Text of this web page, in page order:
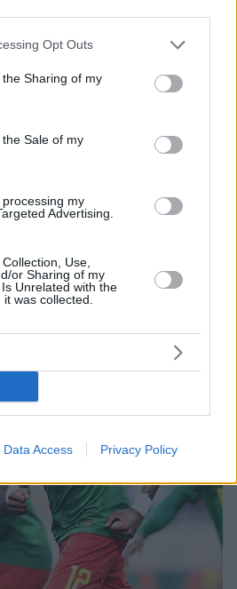
app uses one or more Google
usage behaviour. You may click to
Google and its third-party tags to
purposes in below Google
Opt Outs
Sharing of my
Sale of my
my
Advertising.
Use,
or Sharing of my
Unrelated with the
was collected.
Data Access Privacy Policy
σιροπιού που ίσως
δεκάδων παιδιών στην
«απαράδεκτα»
να αποδειχθούν τοξικές